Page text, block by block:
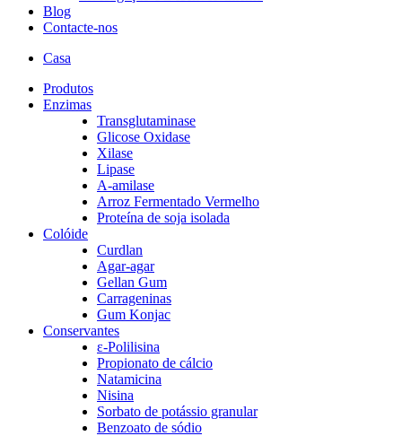
Blog
Contacte-nos
Casa
Produtos
Enzimas
Transglutaminase
Glicose Oxidase
Xilase
Lipase
A-amilase
Arroz Fermentado Vermelho
Proteína de soja isolada
Colóide
Curdlan
Agar-agar
Gellan Gum
Carrageninas
Gum Konjac
Conservantes
ε-Polilisina
Propionato de cálcio
Natamicina
Nisina
Sorbato de potássio granular
Benzoato de sódio